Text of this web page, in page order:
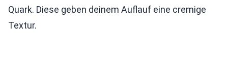
Quark. Diese geben deinem Auflauf eine cremige
Textur.